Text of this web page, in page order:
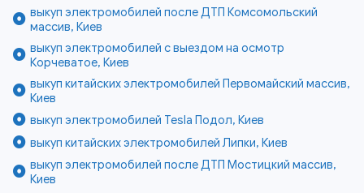
выкуп электромобилей после ДТП Комсомольский
массив, Киев
выкуп электромобилей с выездом на осмотр
Корчеватое, Киев
выкуп китайских электромобилей Первомайский массив,
Киев
выкуп электромобилей Tesla Подол, Киев
выкуп китайских электромобилей Липки, Киев
выкуп электромобилей после ДТП Мостицкий массив,
Киев